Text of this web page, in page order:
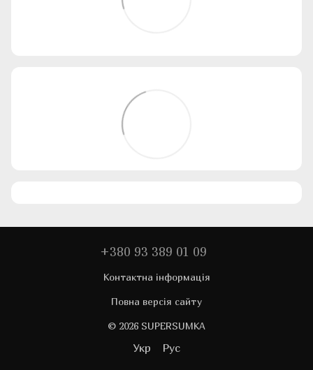
+380 93 389 01 09
Контактна інформація
Повна версія сайту
© 2026 SUPERSUMKA
Укр Рус